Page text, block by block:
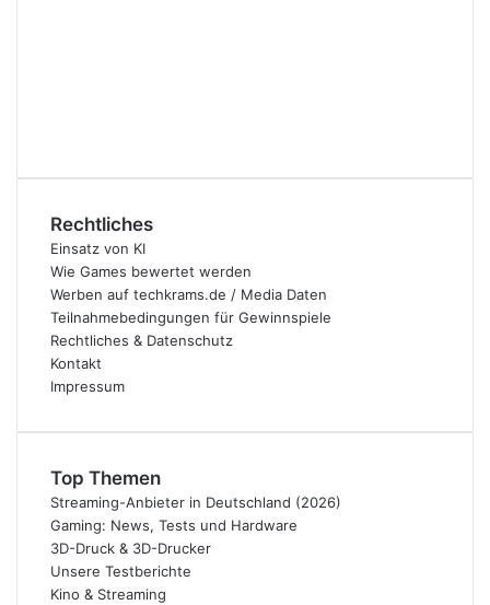
Rechtliches
Einsatz von KI
Wie Games bewertet werden
Werben auf techkrams.de / Media Daten
Teilnahmebedingungen für Gewinnspiele
Rechtliches & Datenschutz
Kontakt
Impressum
Top Themen
Streaming-Anbieter in Deutschland (2026)
Gaming: News, Tests und Hardware
3D-Druck & 3D-Drucker
Unsere Testberichte
Kino & Streaming